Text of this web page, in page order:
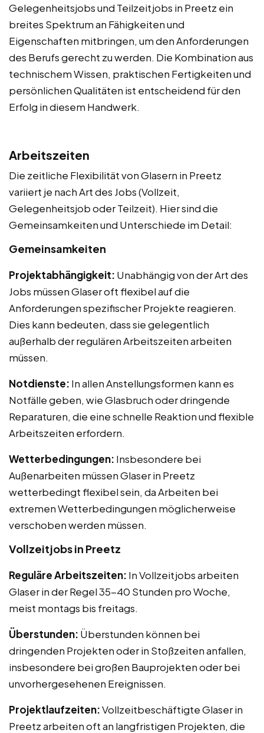
Gelegenheitsjobs und Teilzeitjobs in Preetz ein
breites Spektrum an Fähigkeiten und
Eigenschaften mitbringen, um den Anforderungen
des Berufs gerecht zu werden. Die Kombination aus
technischem Wissen, praktischen Fertigkeiten und
persönlichen Qualitäten ist entscheidend für den
Erfolg in diesem Handwerk.
Arbeitszeiten
Die zeitliche Flexibilität von Glasern in Preetz
variiert je nach Art des Jobs (Vollzeit,
Gelegenheitsjob oder Teilzeit). Hier sind die
Gemeinsamkeiten und Unterschiede im Detail:
Gemeinsamkeiten
Projektabhängigkeit: Unabhängig von der Art des
Jobs müssen Glaser oft flexibel auf die
Anforderungen spezifischer Projekte reagieren.
Dies kann bedeuten, dass sie gelegentlich
außerhalb der regulären Arbeitszeiten arbeiten
müssen.
Notdienste: In allen Anstellungsformen kann es
Notfälle geben, wie Glasbruch oder dringende
Reparaturen, die eine schnelle Reaktion und flexible
Arbeitszeiten erfordern.
Wetterbedingungen: Insbesondere bei
Außenarbeiten müssen Glaser in Preetz
wetterbedingt flexibel sein, da Arbeiten bei
extremen Wetterbedingungen möglicherweise
verschoben werden müssen.
Vollzeitjobs in Preetz
Reguläre Arbeitszeiten: In Vollzeitjobs arbeiten
Glaser in der Regel 35-40 Stunden pro Woche,
meist montags bis freitags.
Überstunden: Überstunden können bei
dringenden Projekten oder in Stoßzeiten anfallen,
insbesondere bei großen Bauprojekten oder bei
unvorhergesehenen Ereignissen.
Projektlaufzeiten:Vollzeitbeschäftigte Glaser in
Preetz arbeiten oft an langfristigen Projekten, die